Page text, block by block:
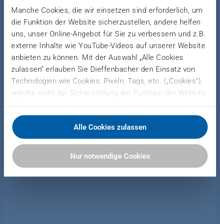
Manche Cookies, die wir einsetzen sind erforderlich, um
die Funktion der Website sicherzustellen, andere helfen
uns, unser Online-Angebot für Sie zu verbessern und z.B.
externe Inhalte wie YouTube-Videos auf unserer Website
anbieten zu können. Mit der Auswahl „Alle Cookies
zulassen“ erlauben Sie Dieffenbacher den Einsatz von
Technologien wie Cookies, Pixeln, Tags, etc. („Cookies“),
welche nicht zur Sicherstellung der Funktion der Website
Dieffenbacher arbeitet hierfür mit Drittanbietern
zusammen und teilt Daten zu Ihrer Nutzung unserer
Website mit diesen. Sie können auswählen, ob Sie alle
Cookies akzeptieren oder nur notwendige Cookies
zulassen. Sie können Ihre Einwilligung zur Verwendung
von Cookies jederzeit in unserer Datenschutzerklärung
Alle Cookies zulassen
Nur notwendige Cookies
material outfeed to the downstream area,
irrespective of the bin’s filling level.
APPLICATION
Strand buffering,
discharging and dosing
before drying or gluing